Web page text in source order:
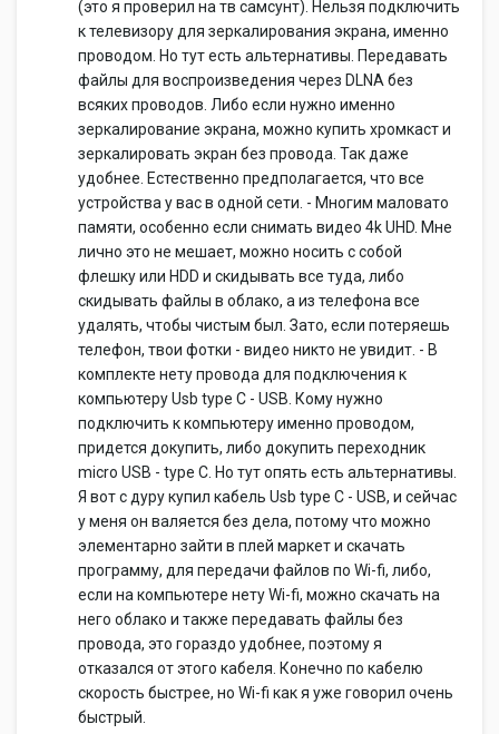
(это я проверил на тв самсунт). Нельзя подключить
к телевизору для зеркалирования экрана, именно
проводом. Но тут есть альтернативы. Передавать
файлы для воспроизведения через DLNA без
всяких проводов. Либо если нужно именно
зеркалирование экрана, можно купить хромкаст и
зеркалировать экран без провода. Так даже
удобнее. Естественно предполагается, что все
устройства у вас в одной сети. - Многим маловато
памяти, особенно если снимать видео 4k UHD. Мне
лично это не мешает, можно носить с собой
флешку или HDD и скидывать все туда, либо
скидывать файлы в облако, а из телефона все
удалять, чтобы чистым был. Зато, если потеряешь
телефон, твои фотки - видео никто не увидит. - В
комплекте нету провода для подключения к
компьютеру Usb type C - USB. Кому нужно
подключить к компьютеру именно проводом,
придется докупить, либо докупить переходник
micro USB - type C. Но тут опять есть альтернативы.
Я вот с дуру купил кабель Usb type C - USB, и сейчас
у меня он валяется без дела, потому что можно
элементарно зайти в плей маркет и скачать
программу, для передачи файлов по Wi-fi, либо,
если на компьютере нету Wi-fi, можно скачать на
него облако и также передавать файлы без
провода, это гораздо удобнее, поэтому я
отказался от этого кабеля. Конечно по кабелю
скорость быстрее, но Wi-fi как я уже говорил очень
быстрый.